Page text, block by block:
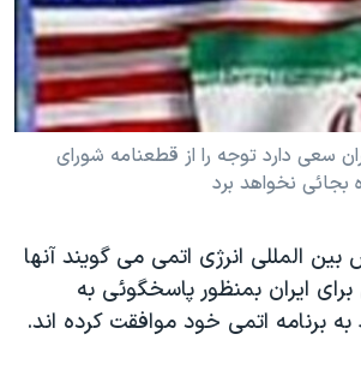
آمریکا ۲۰۲۴
به اسرائیل
سعی دارد توجه را از قطعنامه شورای
بجائی نخواهد برد
بین المللی انرژی اتمی می گویند آنها
ایران بمنظور پاسخگوئی به
برنامه اتمی خود موافقت کرده اند.